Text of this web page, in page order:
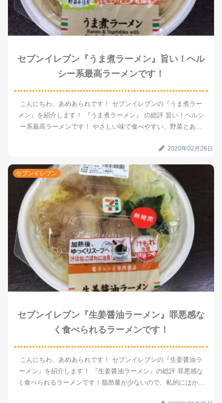
セブンイレブン『うま煮ラーメン』旨い！ヘル
シー系最高ラーメンです！
こんにちわ、あめあられです！ セブンイレブンの『うま煮ラー
メン』を紹介します！ 『うま煮ラーメン』 の総評 旨い！ヘルシ
ー系最高ラーメンです！ やさしい味で食べやすい、野菜とあん
2020年02月26日
セブンイレブン
セブンイレブン『生姜醤油ラーメン』罪悪感な
く食べられるラーメンです！
こんにちわ、あめあられです！ セブンイレブンの『生姜醤油ラ
ーメン』を紹介します！ 『生姜醤油ラーメン』の総評 罪悪感な
く食べられるラーメンです！脂肪量が少ないので、私的にはかな